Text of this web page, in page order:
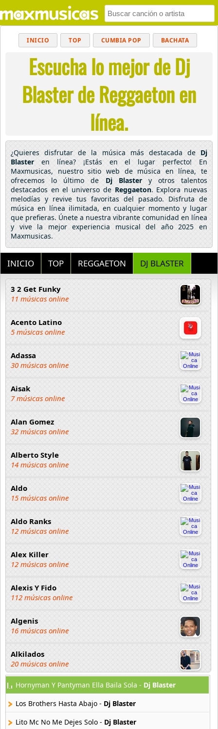
INICIO TOP CUMBIA POP BACHATA
POP MUSICA CRISTIANA REGGAETON
BALADAS ALTERNATIVO ELECTRÓNICA
CUMBIAS
Escucha lo mejor de Dj
Blaster de Reggaeton en
línea.
¿Quieres disfrutar de la música más destacada de Dj
Blaster en línea? ¡Estás en el lugar perfecto! En
Maxmusicas, nuestro sitio web de música en línea, te
ofrecemos lo último de Dj Blastery otros talentos
destacados en el universo de Reggaeton. Explora nuevas
melodías y revive tus favoritas del pasado. Disfruta de
música en línea ilimitada, en cualquier momento y lugar
que prefieras. Únete a nuestra vibrante comunidad en línea
y vive la mejor experiencia musical del año 2025 en
Maxmusicas.
INICIO TOP REGGAETON DJ BLASTER
3 2 Get Funky
11 músicas online
Acento Latino
5 músicas online
Adassa
30 músicas online
Aisak
7 músicas online
Alan Gomez
32 músicas online
Alberto Style
14 músicas online
Aldo
15 músicas online
Aldo Ranks
12 músicas online
Alex Killer
12 músicas online
Alexis Y Fido
112 músicas online
Algenis
16 músicas online
Alkilados
20 músicas online
Andy Boy
42 músicas online
Angel Olmos
Hornyman Y Pantyman Ella Baila Sola - Dj Blaster
Los Brothers Hasta Abajo - Dj Blaster
Lito Mc No Me Dejes Solo - Dj Blaster